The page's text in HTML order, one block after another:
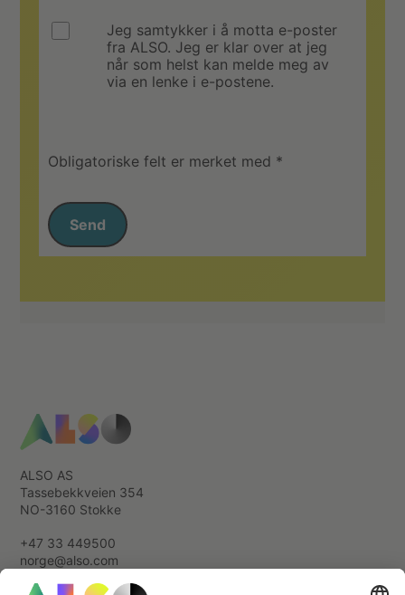
Jeg samtykker i å motta e-poster
fra ALSO. Jeg er klar over at jeg
når som helst kan melde meg av
via en lenke i e-postene.
Obligatoriske felt er merket med *
Send
ALSO AS
Tassebekkveien 354
NO-3160 Stokke
+47 33 449500
norge@also.com